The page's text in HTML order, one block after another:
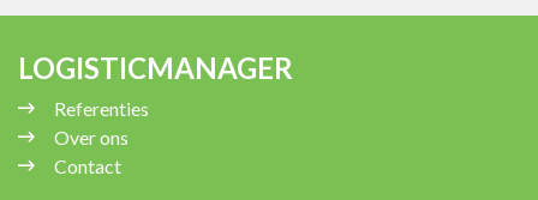
LOGISTICMANAGER
Referenties
Over ons
Contact